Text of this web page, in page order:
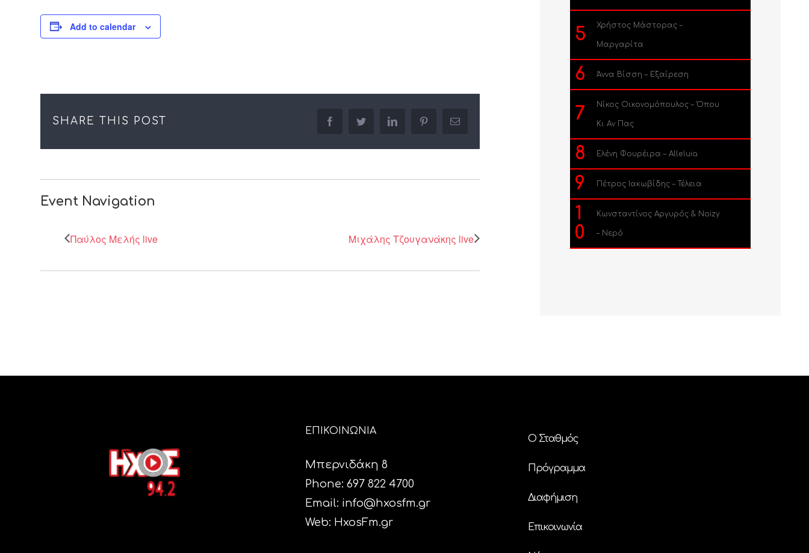
Add to calendar
SHARE THIS POST facebooktwitter linkedin pinterestEmail
Event Navigation
Παύλος Μελής live Μιχάλης Τζουγανάκης live
5 Χρήστος Μάστορας –
Μαργαρίτα
6 Άννα Βίσση – Εξαίρεση
7 Νίκος Οικονομόπουλος – Όπου
Κι Αν Πας
8 Ελένη Φουρέιρα – Alleluia
9 Πέτρος Ιακωβίδης – Τέλεια
1
0
Κωνσταντίνος Αργυρός & Noizy
– Νερό
ΕΠΙΚΟΙΝΩΝΙΑ
Μπερνιδάκη 8
Phone: 697 822 4700
Email: info@hxosfm.gr
Web: HxosFm.gr
Ο Σταθμός
Πρόγραμμα
Διαφήμιση
Επικοινωνία